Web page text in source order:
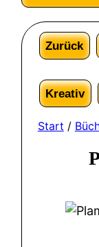
Zurück
Kreativ
Start /